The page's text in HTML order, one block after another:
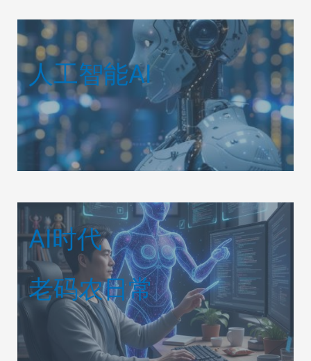
人工智能AI
AI时代
老码农日常